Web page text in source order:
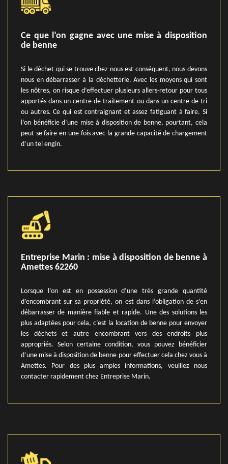
Ce que l’on gagne avec une mise à disposition
de benne
Si le déchet qui se trouve chez nous est conséquent, nous devons
nous en débarrasser à la déchetterie. Avec les moyens qui sont
les nôtres, on risque d’effectuer plusieurs allers-retour pour tous
apportés dans un centre de traitement ou dans un centre de tri
ou autres. Ce qui est contraignant et assez fatiguant à faire. Si
l’on bénéficie d’une mise à disposition de benne, pourtant, cela
peut se faire en une fois avec la grande capacité de chargement
d’un tel engin.
Entreprise Marin : mise à disposition de benne à
Amettes 62260
Lorsque l’on est en possession d’une très grande quantité
d’encombrant sur sa propriété, on est dans l’obligation de s’en
débarrasser de manière fiable et rapide. Une des solutions les
plus adaptées pour cela, c’est la location de benne pour envoyer
les déchets et autre encombrant vers des endroits plus
appropriés. Selon certaine condition, vous pouvez bénéficier
d’une mise à disposition de benne pour effectuer cela chez vous à
Amettes. Pour des plus amples informations, veuillez nous
contacter rapidement chez Entreprise Marin.